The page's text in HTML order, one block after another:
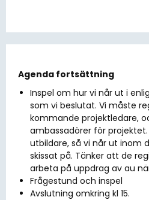
Agenda fortsättning
Inspel om hur vi når ut i
som vi beslutat. Vi måste
kommande projektledare,
ambassadörer för
utbildare, så vi når ut inom
skissat på. Tänker att de
arbeta på uppdrag av au
Frågestund och inspel
Avslutning omkring kl 15.